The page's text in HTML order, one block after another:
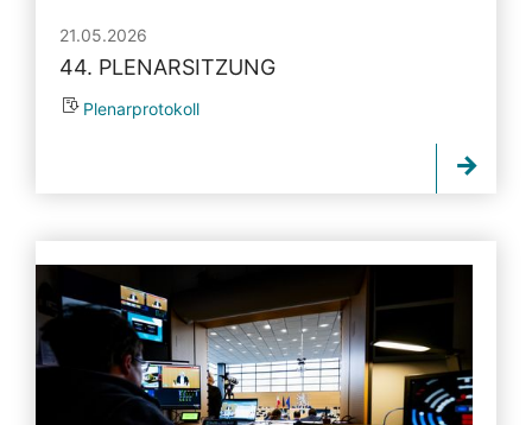
21.05.2026
44. PLENARSITZUNG
Plenarprotokoll